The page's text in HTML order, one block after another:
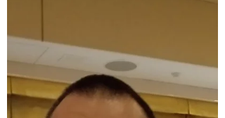
rapidement et conservent moins les
odeurs que des serviettes régulières
puisqu’elles sont ...